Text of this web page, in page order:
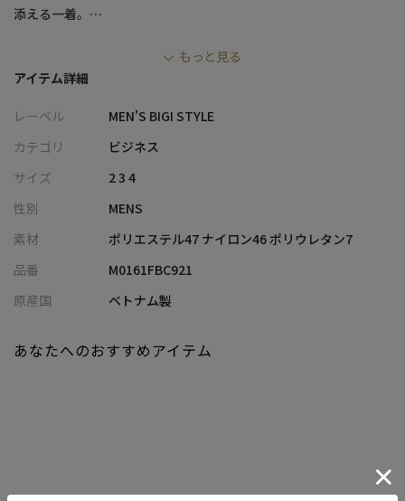
添える一着。
一枚でもジャケットのインナーでも様になる、大人のためのカジ
【デザイン/素材】
情が生まれ、シンプルながらも上質な雰囲気を演出します。ポリ
エステル・ナイロンをベースにポリウレタンをブレンドすること
で、軽さとストレッチ性を兼ね備え、肌離れの良いさらりとした
す。
ある素材により動きやすく、自然なドレープが生まれることで、
ーとしても上品に馴染むデザイン。涼やかな素材感とすっきりと
した佇まいで、大人のデイリースタイルに取り入れやすい汎用性
もっと見る
アイテム詳細
レーベル
MEN'S BIGI STYLE
カテゴリ
ビジネス
サイズ
2 3 4
性別
MENS
素材
ポリエステル47 ナイロン46 ポリウレタン7
品番
M0161FBC921
原産国
ベトナム製
あなたへのおすすめアイテム